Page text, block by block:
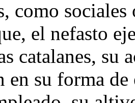
como
el nefasto
catalanes, su
en su forma